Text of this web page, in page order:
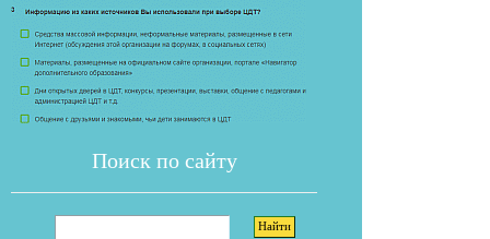
Поиск по сайту